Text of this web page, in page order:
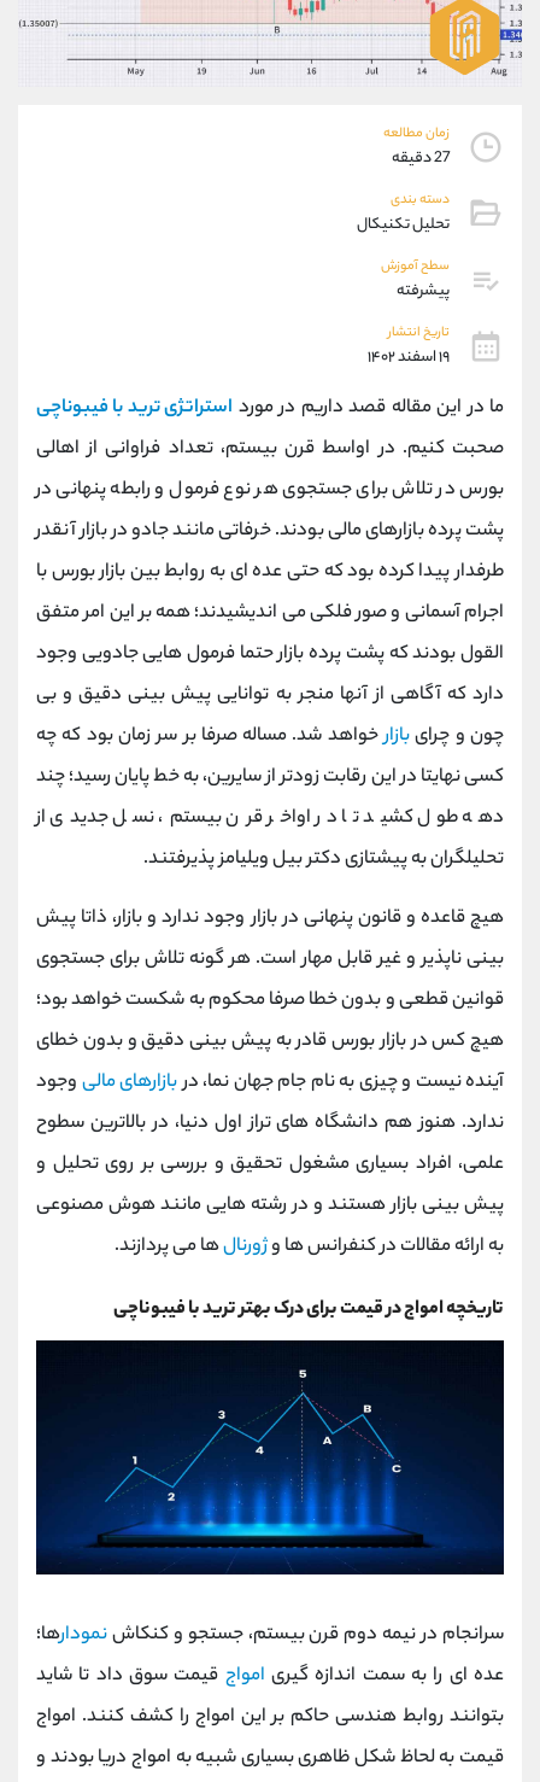
زمان مطالعه
27 دقیقه
دسته بندی
تحلیل تکنیکال
سطح آموزش
پیشرفته
تاریخ انتشار
۱۹ اسفند ۱۴۰۲
ما در این مقاله قصد داریم در مورد استراتژی ترید با فیبوناچی
صحبت کنیم. در اواسط قرن بیستم، تعداد فراوانی از اهالی
بورس در تلاش برای جستجوی هر نوع فرمول و رابطه پنهانی در
پشت پرده بازارهای مالی بودند. خرفاتی مانند جادو در بازار آنقدر
طرفدار پیدا کرده بود که حتی عده ای به روابط بین بازار بورس با
اجرام آسمانی و صور فلکی می اندیشیدند؛ همه بر این امر متفق
القول بودند که پشت پرده بازار حتما فرمول هایی جادویی وجود
دارد که آگاهی از آنها منجر به توانایی پیش بینی دقیق و بی
چون و چرایبازارخواهد شد. مساله صرفا بر سر زمان بود که چه
کسی نهایتا در این رقابت زودتر از سایرین، به خط پایان رسید؛ چند
دهه طول کشید تا در اواخر قرن بیستم، نسل جدیدی از
تحلیلگران به پیشتازی دکتر بیل ویلیامز پذیرفتند.
هیچ قاعده و قانون پنهانی در بازار وجود ندارد و بازار، ذاتا پیش
بینی ناپذیر و غیر قابل مهار است. هر گونه تلاش برای جستجوی
قوانین قطعی و بدون خطا صرفا محکوم به شکست خواهد بود؛
هیچ کس در بازار بورس قادر به پیش بینی دقیق و بدون خطای
آینده نیست و چیزی به نام جام جهان نما، دربازارهای مالی وجود
ندارد. هنوز هم دانشگاه های تراز اول دنیا، در بالاترین سطوح
علمی، افراد بسیاری مشغول تحقیق و بررسی بر روی تحلیل و
پیش بینی بازار هستند و در رشته هایی مانند هوش مصنوعی
به ارائه مقالات در کنفرانس ها وژورنالها می پردازند.
تاریخچه امواج در قیمت برای درک بهتر ترید با فیبوناچی
سرانجام در نیمه دوم قرن بیستم، جستجو و کنکاشنمودارها؛
عده ای را به سمت اندازه گیری امواج قیمت سوق داد تا شاید
بتوانند روابط هندسی حاکم بر این امواج را کشف کنند. امواج
قیمت به لحاظ شکل ظاهری بسیاری شبیه به امواج دریا بودند و
واتساپ شروع گفتگو
تلگرام @Armteam_admin_por
پشتیبان فروش
موبایل
واتساپ
داخلی
اطلاعات تماس (دفتر فروش)
تلفن 021-22021030
بدون پیش شماره 90001030
اینستاگرام @alireza.mehrabii
کانال تلگرام @alirezamehrabi_com